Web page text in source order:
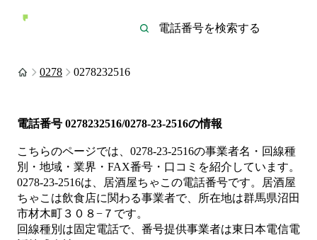
0278 0278232516
電話番号 0278232516/0278-23-2516の情報
こちらのページでは、 0278-23-2516の事業者名・回線種
別・地域・業界・FAX番号・口コミを紹介しています。
0278-23-2516は、 居酒屋ちゃこ の電話番号です。
居酒屋
ちゃこは飲食店に関わる事業者で、所在地は群馬県沼田
市材木町３０８−７ です。
回線種別は固定電話で、番号提供事業者は東日本電信電